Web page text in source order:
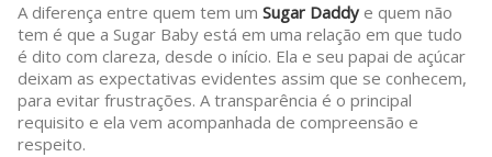
A diferença entre quem tem um Sugar Daddy e quem não
tem é que a Sugar Baby está em uma relação em que tudo
é dito com clareza, desde o início. Ela e seu papai de açúcar
deixam as expectativas evidentes assim que se conhecem,
para evitar frustrações. A transparência é o principal
requisito e ela vem acompanhada de compreensão e
respeito.